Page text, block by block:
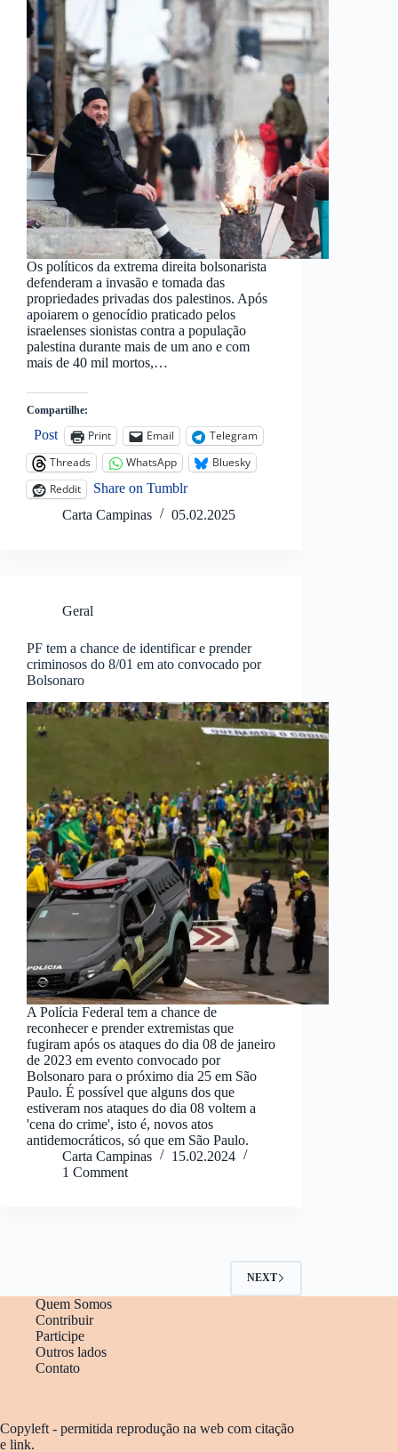
Os políticos da extrema direita bolsonarista
defenderam a invasão e tomada das
propriedades privadas dos palestinos. Após
apoiarem o genocídio praticado pelos
israelenses sionistas contra a população
palestina durante mais de um ano e com
mais de 40 mil mortos,…
Compartilhe:
Post Print Email
Telegram
Threads
WhatsApp
Bluesky
Reddit
Share on Tumblr
Carta Campinas
05.02.2025
Geral
PF tem a chance de identificar e prender
criminosos do 8/01 em ato convocado por
Bolsonaro
A Polícia Federal tem a chance de
reconhecer e prender extremistas que
fugiram após os ataques do dia 08 de janeiro
de 2023 em evento convocado por
Bolsonaro para o próximo dia 25 em São
Paulo. É possível que alguns dos que
estiveram nos ataques do dia 08 voltem a
'cena do crime', isto é, novos atos
antidemocráticos, só que em São Paulo.
Carta Campinas
15.02.2024
1 Comment
NEXT
Quem Somos
Contribuir
Participe
Outros lados
Contato
Copyleft - permitida reprodução na web com citação
e link.